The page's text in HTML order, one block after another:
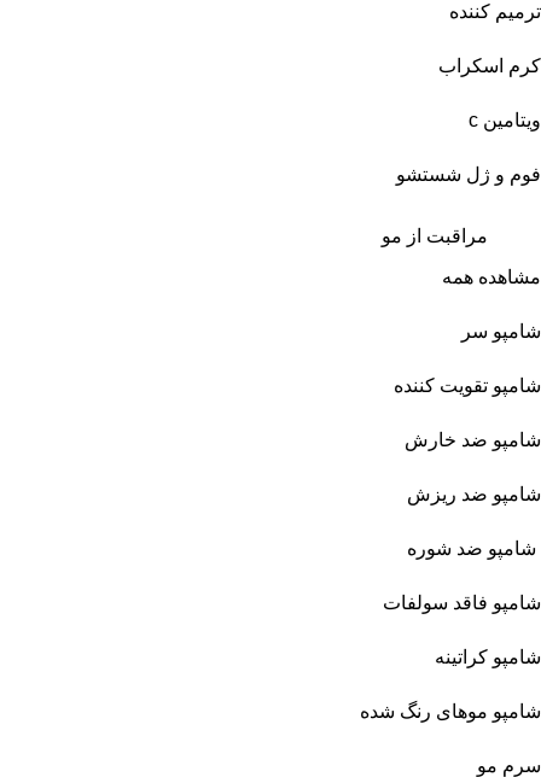
ترمیم کننده
کرم اسکراب
ویتامین c
فوم و ژل شستشو
مراقبت از مو
مشاهده همه
شامپو سر
شامپو تقویت کننده
شامپو ضد خارش
شامپو ضد ریزش
شامپو ضد شوره
شامپو فاقد سولفات
شامپو کراتینه
شامپو موهای رنگ شده
سرم مو